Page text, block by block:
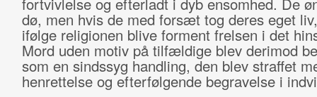
dø, men hvis de med forsæt tog deres eget
ifølge religionen blive forment frelsen i det
Mord uden motiv på tilfældige blev derimod
som en sindssyg handling, den blev straffet
henrettelse og efterfølgende begravelse i